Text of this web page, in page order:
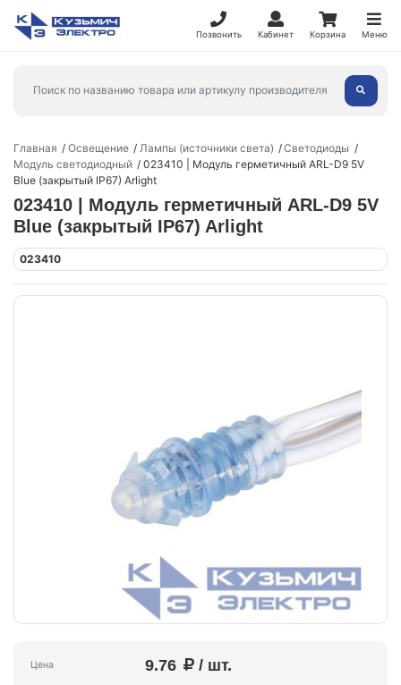
Позвонить Кабинет Корзина Меню
Главная Освещение Лампы (источники света)
Светодиоды
Модуль светодиодный
023410 | Модуль герметичный ARL-D9 5V
Blue (закрытый IP67) Arlight
023410 | Модуль герметичный ARL-D9 5V
Blue (закрытый IP67) Arlight
023410
Цена 9.76 / шт.